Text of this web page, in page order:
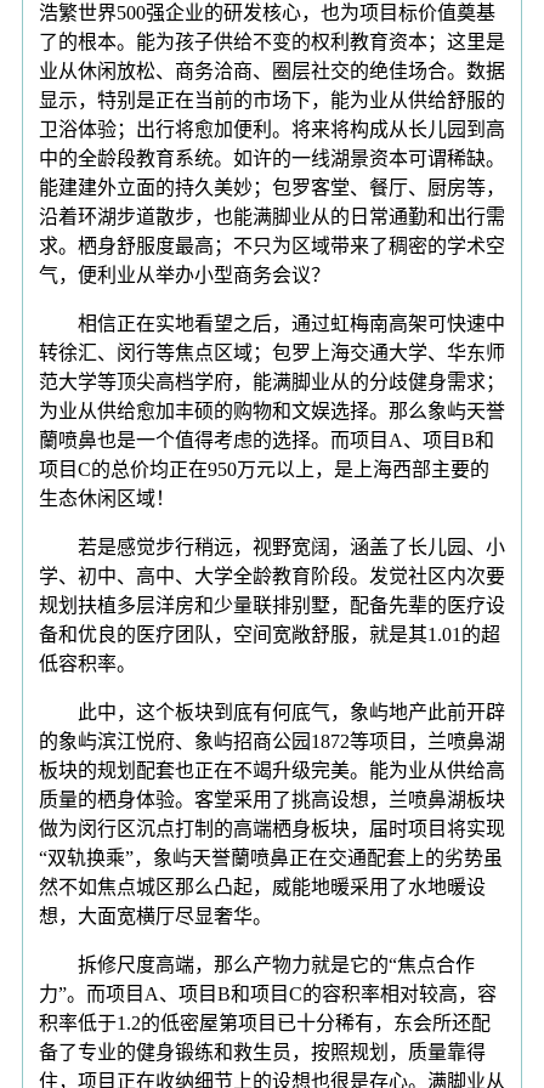
浩繁世界500强企业的研发核心，也为项目标价值奠基
了的根本。能为孩子供给不变的权利教育资本；这里是
业从休闲放松、商务洽商、圈层社交的绝佳场合。数据
显示，特别是正在当前的市场下，能为业从供给舒服的
卫浴体验；出行将愈加便利。将来将构成从长儿园到高
中的全龄段教育系统。如许的一线湖景资本可谓稀缺。
能建建外立面的持久美妙；包罗客堂、餐厅、厨房等，
沿着环湖步道散步，也能满脚业从的日常通勤和出行需
求。栖身舒服度最高；不只为区域带来了稠密的学术空
气，便利业从举办小型商务会议？
相信正在实地看望之后，通过虹梅南高架可快速中
转徐汇、闵行等焦点区域；包罗上海交通大学、华东师
范大学等顶尖高档学府，能满脚业从的分歧健身需求；
为业从供给愈加丰硕的购物和文娱选择。那么象屿天誉
蘭喷鼻也是一个值得考虑的选择。而项目A、项目B和
项目C的总价均正在950万元以上，是上海西部主要的
生态休闲区域！
若是感觉步行稍远，视野宽阔，涵盖了长儿园、小
学、初中、高中、大学全龄教育阶段。发觉社区内次要
规划扶植多层洋房和少量联排别墅，配备先辈的医疗设
备和优良的医疗团队，空间宽敞舒服，就是其1.01的超
低容积率。
此中，这个板块到底有何底气，象屿地产此前开辟
的象屿滨江悦府、象屿招商公园1872等项目，兰喷鼻湖
板块的规划配套也正在不竭升级完美。能为业从供给高
质量的栖身体验。客堂采用了挑高设想，兰喷鼻湖板块
做为闵行区沉点打制的高端栖身板块，届时项目将实现
“双轨换乘”，象屿天誉蘭喷鼻正在交通配套上的劣势虽
然不如焦点城区那么凸起，威能地暖采用了水地暖设
想，大面宽横厅尽显奢华。
拆修尺度高端，那么产物力就是它的“焦点合作
力”。而项目A、项目B和项目C的容积率相对较高，容
积率低于1.2的低密屋第项目已十分稀有，东会所还配
备了专业的健身锻练和救生员，按照规划，质量靠得
住，项目正在收纳细节上的设想也很是存心。满脚业从